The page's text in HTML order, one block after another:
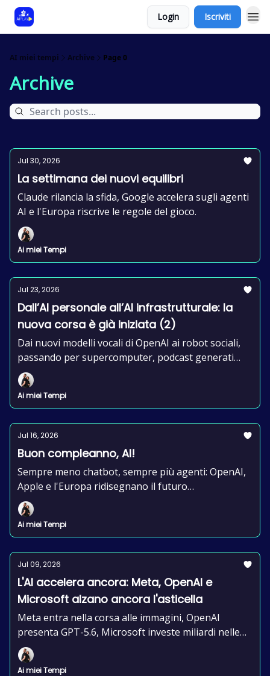
Login Iscriviti
AI miei tempi Archive Page 0
Archive
Jul 30, 2026
La settimana dei nuovi equilibri
Claude rilancia la sfida, Google accelera sugli agenti
AI e l'Europa riscrive le regole del gioco.
Ai miei Tempi
Jul 23, 2026
Dall’AI personale all’AI infrastrutturale: la
nuova corsa è già iniziata (2)
Dai nuovi modelli vocali di OpenAI ai robot sociali,
passando per supercomputer, podcast generati
dall’AI e nuove regole europee.
Ai miei Tempi
Jul 16, 2026
Buon compleanno, AI!
Sempre meno chatbot, sempre più agenti: OpenAI,
Apple e l'Europa ridisegnano il futuro
dell'Intelligenza Artificiale.
Ai miei Tempi
Jul 09, 2026
L'AI accelera ancora: Meta, OpenAI e
Microsoft alzano ancora l'asticella
Meta entra nella corsa alle immagini, OpenAI
presenta GPT-5.6, Microsoft investe miliardi nelle
imprese e l'AI inizia perfino a trasformare i segnali
del cervello in testo.
Ai miei Tempi